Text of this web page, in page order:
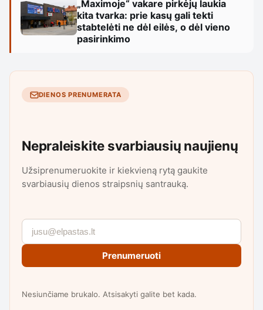
„Maximoje“ vakare pirkėjų laukia
kita tvarka: prie kasų gali tekti
stabtelėti ne dėl eilės, o dėl vieno
pasirinkimo
DIENOS PRENUMERATA
Nepraleiskite svarbiausių naujienų
Užsiprenumeruokite ir kiekvieną rytą gaukite
svarbiausių dienos straipsnių santrauką.
Prenumeruoti
Nesiunčiame brukalo. Atsisakyti galite bet kada.